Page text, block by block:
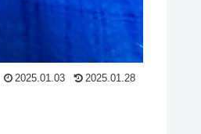
2025.01.03 2025.01.28